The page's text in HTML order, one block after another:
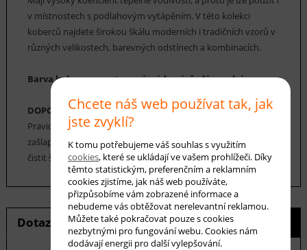
v místnostech s podlahovým vytápěním. V této kolekci
koberců najdete širokou škálu moderních i tradičních vzorů v
různých velikostech, barevných odstínech a kombinacích.
Barva koberce: smetanová, písková, šedá, modrá
DOPORUČENÁ ÚDRŽBA:
Pravidelné vysávání nečistot z koberce, aby se zabránilo jejich
zašlapání do koberce. Cca jednou za 12-18 měsíců je možné
čistit šamponováním nebo parním čištěním.
Dotaz na produkt Hlídání ceny
Chcete náš web používat tak, jak
jste zvyklí?
K tomu potřebujeme váš souhlas s využitím
cookies, které se ukládají ve vašem prohlížeči. Díky
těmto statistickým, preferenčním a reklamním
cookies zjistíme, jak náš web používáte,
přizpůsobíme vám zobrazené informace a
nebudeme vás obtěžovat nerelevantní reklamou.
Můžete také pokračovat pouze s cookies
nezbytnými pro fungování webu. Cookies nám
dodávají energii pro další vylepšování.